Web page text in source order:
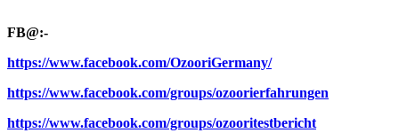
FB@:-
https://www.facebook.com/OzooriGermany/
https://www.facebook.com/groups/ozoorierfahrungen
https://www.facebook.com/groups/ozooritestbericht